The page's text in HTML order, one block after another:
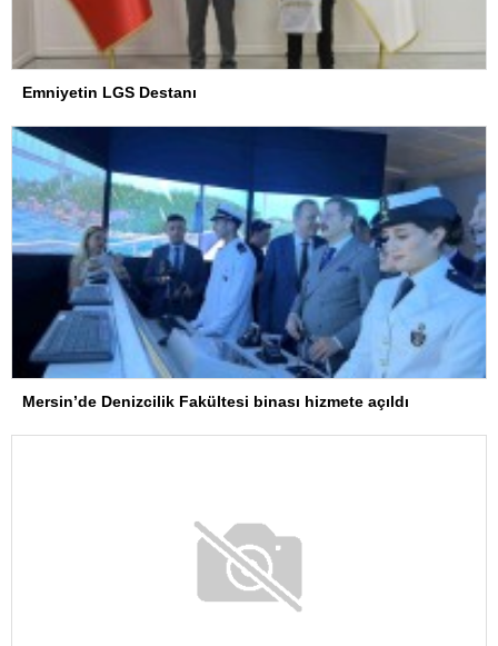
Emniyetin LGS Destanı
Mersin’de Denizcilik Fakültesi binası hizmete açıldı